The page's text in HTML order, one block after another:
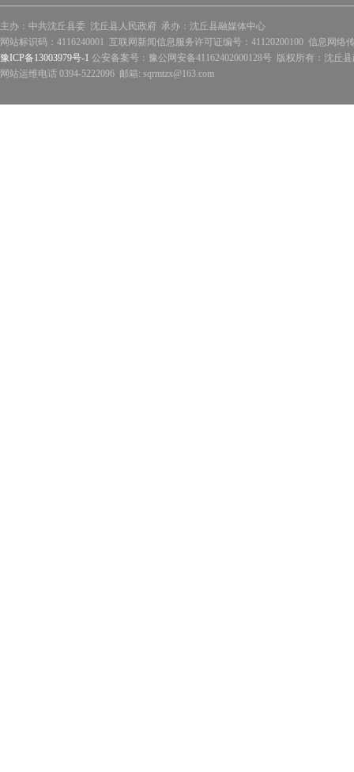
主办：中共沈丘县委 沈丘县人民政府 承办：沈丘县融媒体中心
网站标识码：4116240001 互联网新闻信息服务许可证编号：41120200100 信息网络
豫ICP备13003979号-1 公安备案号：豫公网安备41162402000128号 版权所有：沈丘
网站运维电话 0394-5222096 邮箱: sqrmtzx@163.com